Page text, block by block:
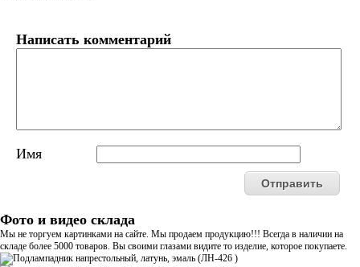
Написать комментарий
Имя
Фото и видео склада
Мы не торгуем картинками на сайте. Мы продаем продукцию!!! Всегда в наличии на
складе более 5000 товаров. Вы своими глазами видите то изделие, которое покупаете.